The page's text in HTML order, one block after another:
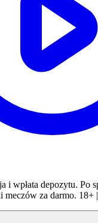
i wpłata depozytu. Po
meczów za darmo.